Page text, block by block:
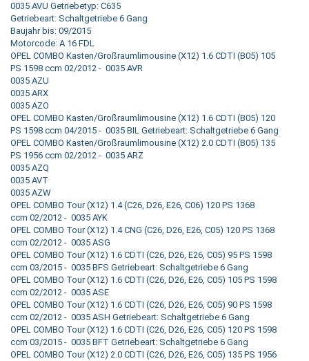
0035 AVU Getriebetyp: C635
Getriebeart: Schaltgetriebe 6 Gang
Baujahr bis: 09/2015
Motorcode: A 16 FDL
OPEL COMBO Kasten/Großraumlimousine (X12) 1.6 CDTI (B05) 105
PS 1598 ccm 02/2012 - 0035 AVR
0035 AZU
0035 ARX
0035 AZO
OPEL COMBO Kasten/Großraumlimousine (X12) 1.6 CDTI (B05) 120
PS 1598 ccm 04/2015 - 0035 BIL Getriebeart: Schaltgetriebe 6 Gang
OPEL COMBO Kasten/Großraumlimousine (X12) 2.0 CDTI (B05) 135
PS 1956 ccm 02/2012 - 0035 ARZ
0035 AZQ
0035 AVT
0035 AZW
OPEL COMBO Tour (X12) 1.4 (C26, D26, E26, C06) 120 PS 1368
ccm 02/2012 - 0035 AYK
OPEL COMBO Tour (X12) 1.4 CNG (C26, D26, E26, C05) 120 PS 1368
ccm 02/2012 - 0035 ASG
OPEL COMBO Tour (X12) 1.6 CDTI (C26, D26, E26, C05) 95 PS 1598
ccm 03/2015 - 0035 BFS Getriebeart: Schaltgetriebe 6 Gang
OPEL COMBO Tour (X12) 1.6 CDTI (C26, D26, E26, C05) 105 PS 1598
ccm 02/2012 - 0035 ASE
OPEL COMBO Tour (X12) 1.6 CDTI (C26, D26, E26, C05) 90 PS 1598
ccm 02/2012 - 0035 ASH Getriebeart: Schaltgetriebe 6 Gang
OPEL COMBO Tour (X12) 1.6 CDTI (C26, D26, E26, C05) 120 PS 1598
ccm 03/2015 - 0035 BFT Getriebeart: Schaltgetriebe 6 Gang
OPEL COMBO Tour (X12) 2.0 CDTI (C26, D26, E26, C05) 135 PS 1956